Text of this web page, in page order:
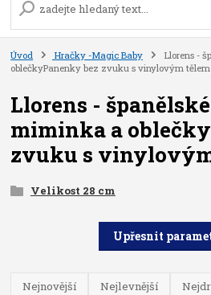
Úvod Hračky -Magic Baby
Llorens -
oblečkyPanenky bez zvuku s vinylovým tělem
Llorens -
miminka a
zvuku s
Velikost 28 cm
Upřesnit
Nejnovější Nejlevnější